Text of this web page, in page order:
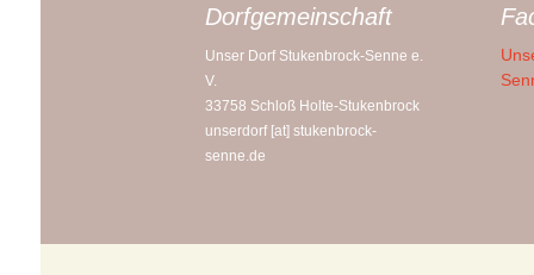
Pensionen
Dorfgemeinschaft
Unser Dorf Stukenbrock-Senne e.
V.
33758 Schloß Holte-Stukenbrock
unserdorf [at] stukenbrock-
senne.de